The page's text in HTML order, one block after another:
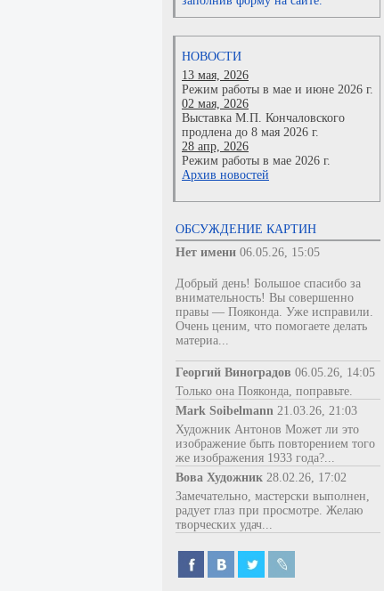
НОВОСТИ
13 мая, 2026
Режим работы в мае и июне 2026 г.
02 мая, 2026
Выставка М.П. Кончаловского
продлена до 8 мая 2026 г.
28 апр, 2026
Режим работы в мае 2026 г.
Архив новостей
ОБСУЖДЕНИЕ КАРТИН
Нет имени 06.05.26, 15:05
Добрый день! Большое спасибо за
внимательность! Вы совершенно
правы — Пояконда. Уже исправили.
Очень ценим, что помогаете делать
материа...
Георгий Виноградов 06.05.26, 14:05
Только она Пояконда, поправьте.
Mark Soibelmann 21.03.26, 21:03
Художник Антонов Может ли это
изображение быть повторением того
же изображения 1933 года?...
Вова Художник 28.02.26, 17:02
Замечательно, мастерски выполнен,
радует глаз при просмотре. Желаю
творческих удач...